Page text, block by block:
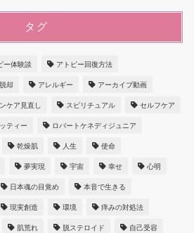
タグ
ー体験談 アトピー回復方法
却 アレルギー アーカイブ動画
ケア見直し スピリチュアル セルフケア
ティー ロバートケネディジュニア
乾燥肌 人生 使命
夢実現 宇宙 幸せ 心明
日本魂の目覚め 本音で生きる
現実創造 環境 痒みの対処法
肌荒れ 脱ステロイド 自己受容